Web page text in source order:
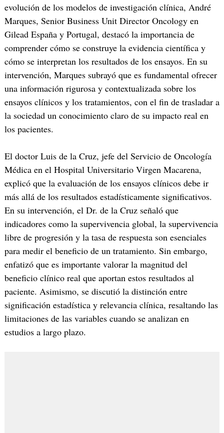
evolución de los modelos de investigación clínica, André
Marques, Senior Business Unit Director Oncology en
Gilead España y Portugal, destacó la importancia de
comprender cómo se construye la evidencia científica y
cómo se interpretan los resultados de los ensayos. En su
intervención, Marques subrayó que es fundamental ofrecer
una información rigurosa y contextualizada sobre los
ensayos clínicos y los tratamientos, con el fin de trasladar a
la sociedad un conocimiento claro de su impacto real en
los pacientes.
El doctor Luis de la Cruz, jefe del Servicio de Oncología
Médica en el Hospital Universitario Virgen Macarena,
explicó que la evaluación de los ensayos clínicos debe ir
más allá de los resultados estadísticamente significativos.
En su intervención, el Dr. de la Cruz señaló que
indicadores como la supervivencia global, la supervivencia
libre de progresión y la tasa de respuesta son esenciales
para medir el beneficio de un tratamiento. Sin embargo,
enfatizó que es importante valorar la magnitud del
beneficio clínico real que aportan estos resultados al
paciente. Asimismo, se discutió la distinción entre
significación estadística y relevancia clínica, resaltando las
limitaciones de las variables cuando se analizan en
estudios a largo plazo.